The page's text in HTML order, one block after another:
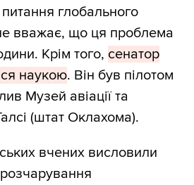
глобального
вважає, що ця проблема
Крім того, сенатор
наукою. Він був пілотом
Музей авіації та
(штат Оклахома).
вчених висловили